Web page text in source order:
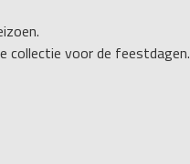
collectie voor de feestdagen.